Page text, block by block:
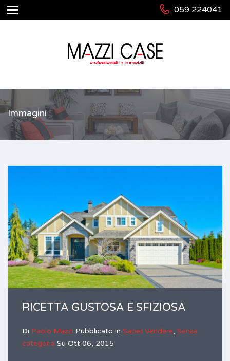
059 224041
Immagini
RICETTA GUSTOSA E SFIZIOSA
Di Paolo Mazzi Pubblicato in Saper Vendere, Senza
categoria Su Ott 06, 2015